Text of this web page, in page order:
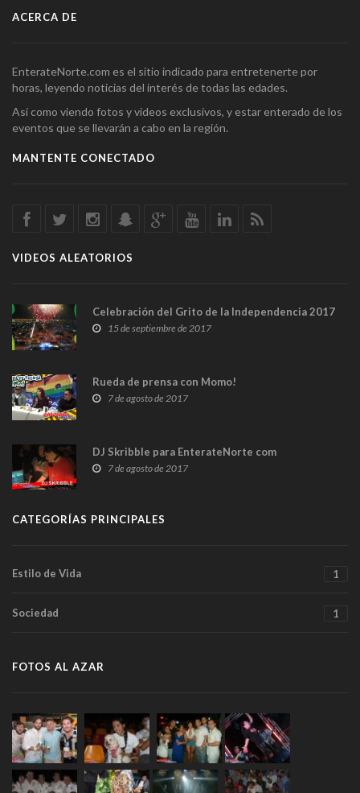
ACERCA DE
EnterateNorte.com es el sitio indicado para entretenerte por
horas, leyendo noticias del interés de todas las edades.
Así como viendo fotos y videos exclusivos, y estar enterado de los
eventos que se llevarán a cabo en la región.
MANTENTE CONECTADO
VIDEOS ALEATORIOS
Celebración del Grito de la Independencia 2017
15 de septiembre de 2017
Rueda de prensa con Momo!
7 de agosto de 2017
DJ Skribble para EnterateNorte com
7 de agosto de 2017
CATEGORÍAS PRINCIPALES
Estilo de Vida 1
Sociedad 1
FOTOS AL AZAR